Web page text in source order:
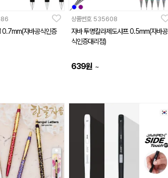
0.7mm(자바공식인증
상품번호 535608
자바 투명칼라제도샤프 0.5mm(자바공
식인증대리점)
639원 ~